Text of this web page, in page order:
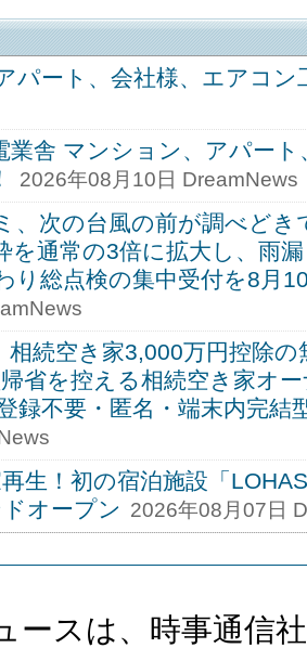
パート、会社様、エアコン
業舎 マンション、アパー
2026年08月10日 DreamNews
、次の台風の前が調べどき
を通常の3倍に拡大し、雨
り総点検の集中受付を8月
相続空き家3,000万円控除
省を控える相続空き家オ
録不要・匿名・端末内完結
生！初の宿泊施設「
オープン 2026年08月07日
ースは、時事通信